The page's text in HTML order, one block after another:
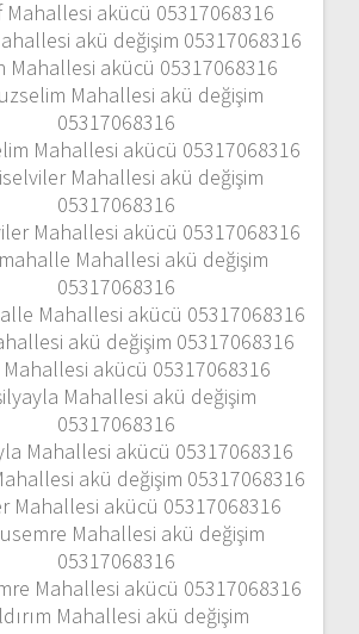
Mahallesi akücü 05317068316
akü değişim 05317068316
Mahallesi akücü 05317068316
Mahallesi akü değişim
05317068316
Mahallesi akücü 05317068316
Mahallesi akü değişim
05317068316
Mahallesi akücü 05317068316
Mahallesi akü değişim
05317068316
Mahallesi akücü 05317068316
akü değişim 05317068316
Mahallesi akücü 05317068316
Mahallesi akü değişim
05317068316
Mahallesi akücü 05317068316
akü değişim 05317068316
Mahallesi akücü 05317068316
Mahallesi akü değişim
05317068316
Mahallesi akücü 05317068316
Mahallesi akü değişim